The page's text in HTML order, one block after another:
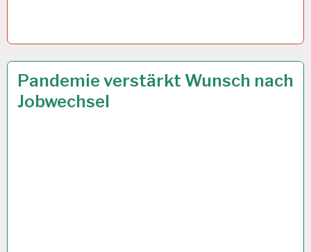
2,5
G
REGEL…
Pandemie verstärkt Wunsch nach
Jobwechsel
19 JAN. 2022